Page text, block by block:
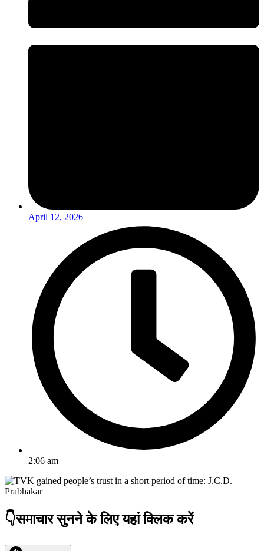
April 12, 2026
2:06 am
👇समाचार सुनने के लिए यहां क्लिक करें